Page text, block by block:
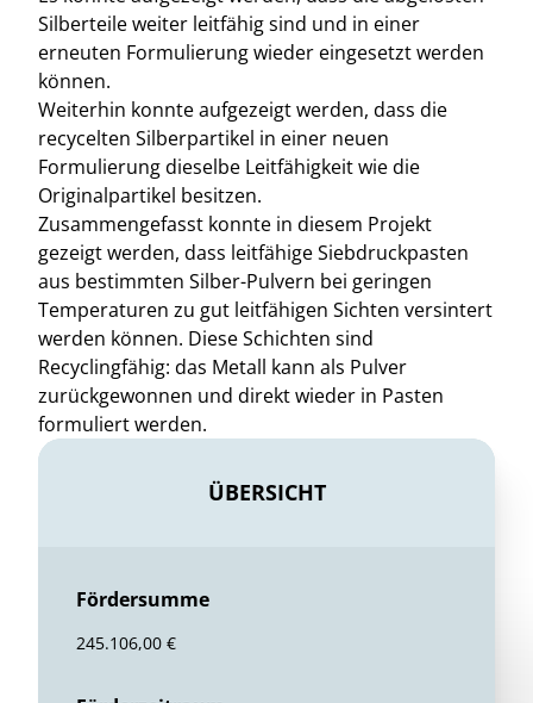
Silberteile weiter leitfähig sind und in einer
erneuten Formulierung wieder eingesetzt werden
können.
Weiterhin konnte aufgezeigt werden, dass die
recycelten Silberpartikel in einer neuen
Formulierung dieselbe Leitfähigkeit wie die
Originalpartikel besitzen.
Zusammengefasst konnte in diesem Projekt
gezeigt werden, dass leitfähige Siebdruckpasten
aus bestimmten Silber-Pulvern bei geringen
Temperaturen zu gut leitfähigen Sichten versintert
werden können. Diese Schichten sind
Recyclingfähig: das Metall kann als Pulver
zurückgewonnen und direkt wieder in Pasten
formuliert werden.
ÜBERSICHT
Fördersumme
245.106,00 €